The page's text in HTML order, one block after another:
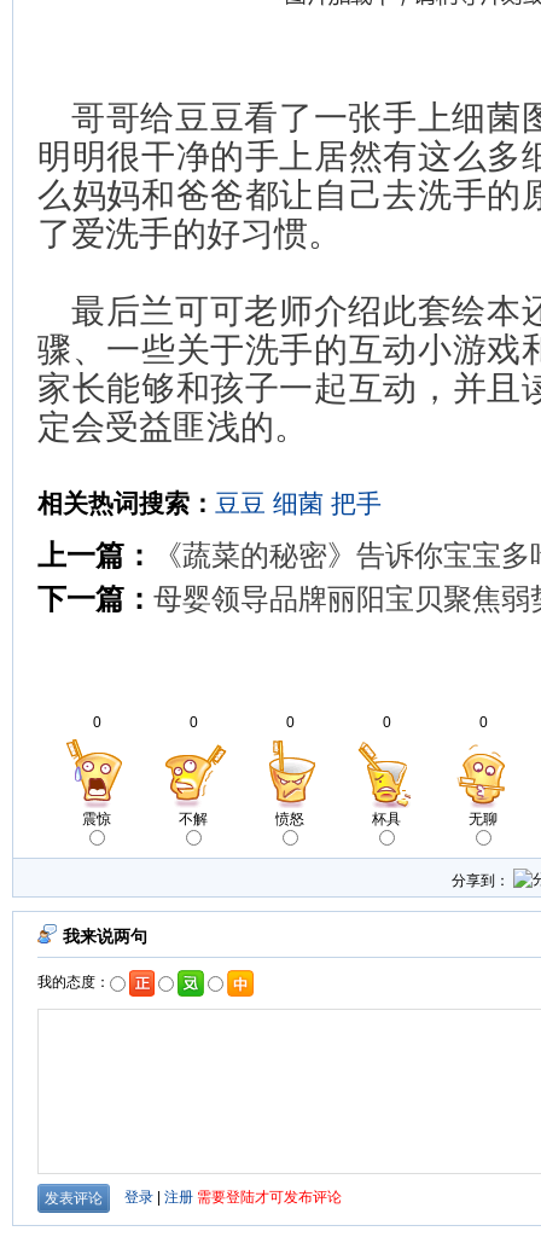
哥哥给豆豆看了一张手上细菌
明明很干净的手上居然有这么多
么妈妈和爸爸都让自己去洗手的
了爱洗手的好习惯。
最后兰可可老师介绍此套绘本
骤、一些关于洗手的互动小游戏
家长能够和孩子一起互动，并且
定会受益匪浅的。
相关热词搜索： 豆豆 细菌 把手
上一篇：
《蔬菜的秘密》告诉你宝宝
下一篇： 母婴领导品牌丽阳宝贝聚焦
0
震惊
0
不解
0
愤怒
0
杯具
0
无聊
分享到：